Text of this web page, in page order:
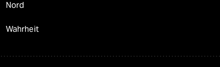
Nord
Wahrheit